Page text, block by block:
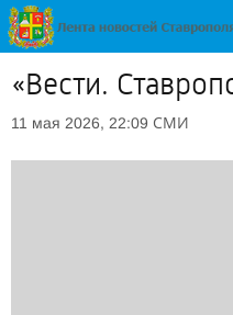
«Вести.
11 мая 2026, 22:09 СМИ